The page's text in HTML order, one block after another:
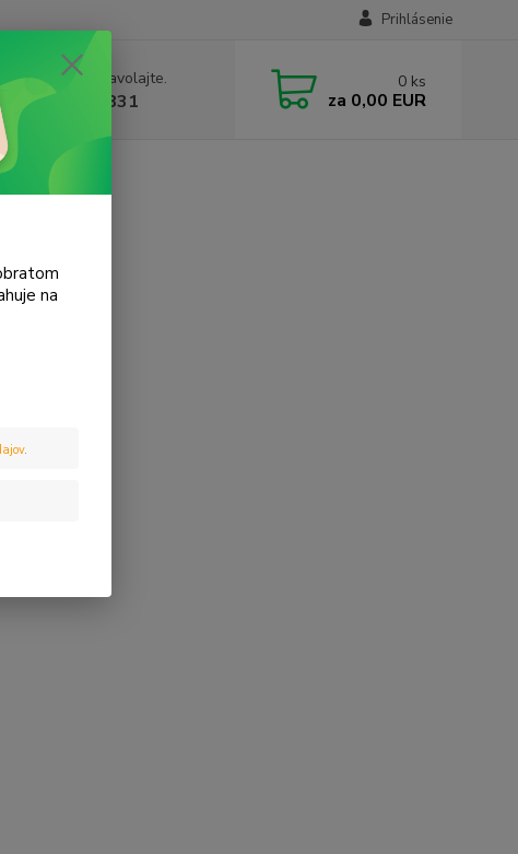
Prihlásenie
si rady? Zavolajte.
905 615 831
0 ks
za 0,00 EUR
F4235
na
.